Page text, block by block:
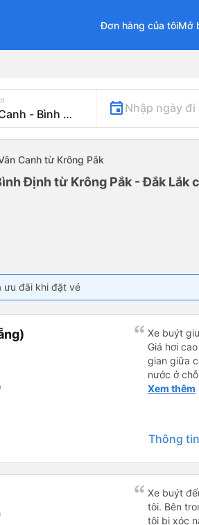
Đơn hàng của tôiMở
Nhập ngày đi
Canh từ Krông Pắk
Định từ Krông Pắk - Đắk
ưu đãi khi đặt vé
Xe buýt
Giá hơi
gian giữa
nước ở
ngồi mà
kết nối
Xem thêm
Thông
Xe buýt
tôi. Bên
tôi bị xóc